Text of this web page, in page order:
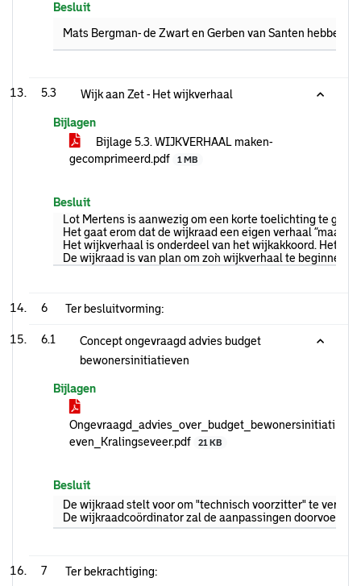
Besluit
Mats Bergman- de Zwart en Gerben van Santen hebben
5.3 Wijk aan Zet - Het wijkverhaal
Bijlagen
Bijlage 5.3. WIJKVERHAAL maken-
gecomprimeerd.pdf
1 MB
Besluit
Lot Mertens is aanwezig om een korte toelichting te
Het gaat erom dat de wijkraad een eigen verhaal
Het wijkverhaal is onderdeel van het wijkakkoord. Het
De wijkraad is van plan om zo`n wijkverhaal te
6 Ter besluitvorming:
6.1
Concept ongevraagd advies budget
bewonersinitiatieven
Bijlagen
Ongevraagd_advies_over_budget_bewonersinitiati
even_Kralingseveer.pdf
21 KB
Besluit
De wijkraad stelt voor om "technisch voorzitter" te
De wijkraadcoördinator zal de aanpassingen doorvoeren
7 Ter bekrachtiging: